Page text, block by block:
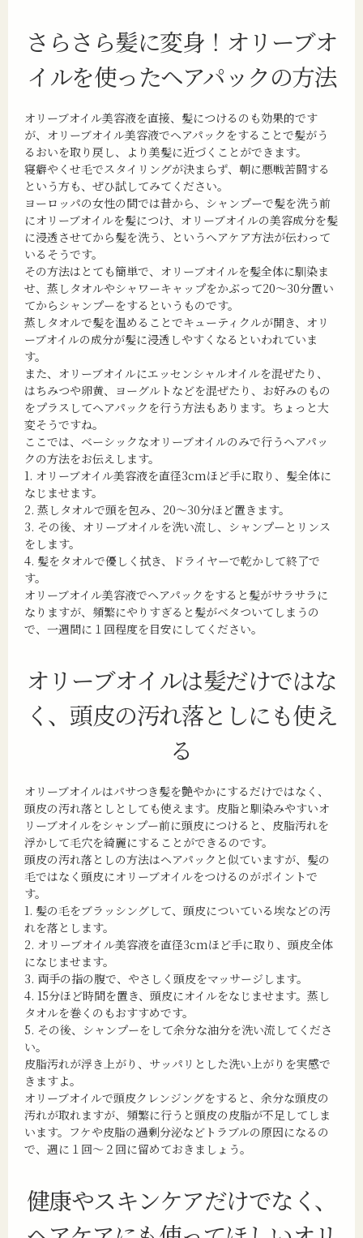
さらさら髪に変身！ オリーブオ
イルを使ったヘアパックの方法
オリーブオイル美容液を直接、髪につけるのも効果的です
が、オリーブオイル美容液でヘアパックをすることで髪がう
るおいを取り戻し、より美髪に近づくことができます。
寝癖やくせ毛でスタイリングが決まらず、朝に悪戦苦闘する
という方も、ぜひ試してみてください。
ヨーロッパの女性の間では昔から、シャンプーで髪を洗う前
にオリーブオイルを髪につけ、オリーブオイルの美容成分を髪
に浸透させてから髪を洗う、というヘアケア方法が伝わって
いるそうです。
その方法はとても簡単で、オリーブオイルを髪全体に馴染ま
せ、蒸しタオルやシャワーキャップをかぶって20～30分置い
てからシャンプーをするというものです。
蒸しタオルで髪を温めることでキューティクルが開き、オリ
ーブオイルの成分が髪に浸透しやすくなるといわれていま
す。
また、オリーブオイルにエッセンシャルオイルを混ぜたり、
はちみつや卵黄、ヨーグルトなどを混ぜたり、お好みのもの
をプラスしてヘアパックを行う方法もあります。ちょっと大
変そうですね。
ここでは、ベーシックなオリーブオイルのみで行うヘアパッ
クの方法をお伝えします。
1. オリーブオイル美容液を直径3cmほど手に取り、髪全体に
なじませます。
2. 蒸しタオルで頭を包み、20～30分ほど置きます。
3. その後、オリーブオイルを洗い流し、シャンプーとリンス
をします。
4. 髪をタオルで優しく拭き、ドライヤーで乾かして終了で
す。
オリーブオイル美容液でヘアパックをすると髪がサラサラに
なりますが、頻繁にやりすぎると髪がベタついてしまうの
で、一週間に１回程度を目安にしてください。
オリーブオイルは髪だけではな
く、 頭皮の汚れ落としにも使え
る
オリーブオイルはパサつき髪を艶やかにするだけではなく、
頭皮の汚れ落としとしても使えます。皮脂と馴染みやすいオ
リーブオイルをシャンプー前に頭皮につけると、皮脂汚れを
浮かして毛穴を綺麗にすることができるのです。
頭皮の汚れ落としの方法はヘアパックと似ていますが、髪の
毛ではなく頭皮にオリーブオイルをつけるのがポイントで
す。
1. 髪の毛をブラッシングして、頭皮についている埃などの汚
れを落とします。
2. オリーブオイル美容液を直径3cmほど手に取り、頭皮全体
になじませます。
3. 両手の指の腹で、やさしく頭皮をマッサージします。
4. 15分ほど時間を置き、頭皮にオイルをなじませます。蒸し
タオルを巻くのもおすすめです。
5. その後、シャンプーをして余分な油分を洗い流してくださ
い。
皮脂汚れが浮き上がり、サッパリとした洗い上がりを実感で
きますよ。
オリーブオイルで頭皮クレンジングをすると、余分な頭皮の
汚れが取れますが、頻繁に行うと頭皮の皮脂が不足してしま
います。フケや皮脂の過剰分泌などトラブルの原因になるの
で、週に１回〜２回に留めておきましょう。
健康やスキンケアだけでなく、